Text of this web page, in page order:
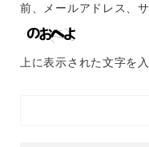
前、メールアドレス、
上に表示された文字を